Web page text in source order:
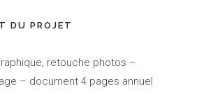
DU PROJET
retouche photos –
– document 4 pages annuel